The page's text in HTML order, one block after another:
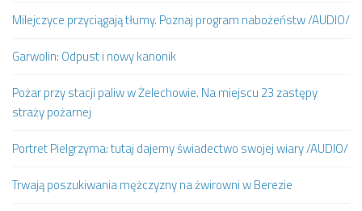
Milejczyce przyciągają tłumy. Poznaj program nabożeństw /AUDIO/
Garwolin: Odpust i nowy kanonik
Pożar przy stacji paliw w Żelechowie. Na miejscu 23 zastępy
straży pożarnej
Portret Pielgrzyma: tutaj dajemy świadectwo swojej wiary /AUDIO/
Trwają poszukiwania mężczyzny na żwirowni w Berezie